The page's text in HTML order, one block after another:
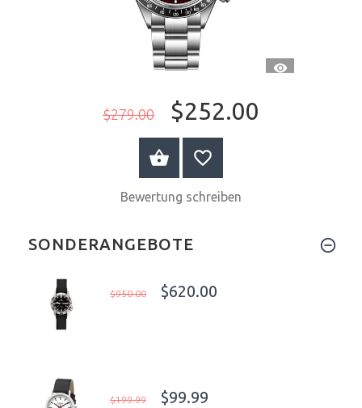
$279.00 $252.00
WARENKORB
Bewertung schreiben
SONDERANGEBOTE
$950.00 $620.00
$199.99 $99.99